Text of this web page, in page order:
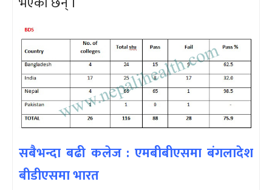
सबैभन्दा बढी कलेज : एमबीबीएसमा बंगलादेश
बीडीएसमा भारत